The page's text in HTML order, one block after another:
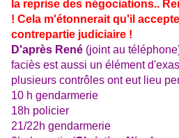
la reprise des négociations..
! Cela m'étonnerait qu'il
contrepartie judiciaire !
D'après René (joint au
faciès est aussi un élément
plusieurs contrôles ont eut lieu
10 h gendarmerie
18h policier
21/22h gendarmerie